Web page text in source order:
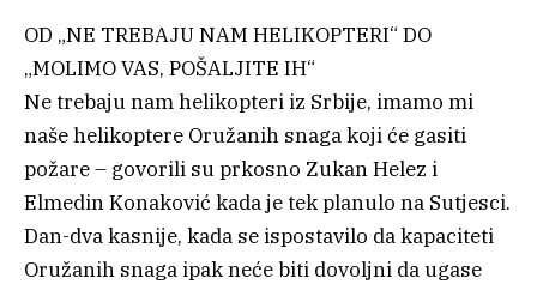
OD „NE TREBAJU NAM HELIKOPTERI“ DO
„MOLIMO VAS, POŠALJITE IH“
Ne trebaju nam helikopteri iz Srbije, imamo mi
naše helikoptere Oružanih snaga koji će gasiti
požare – govorili su prkosno Zukan Helez i
Elmedin Konaković kada je tek planulo na Sutjesci.
Dan-dva kasnije, kada se ispostavilo da kapaciteti
Oružanih snaga ipak neće biti dovoljni da ugase